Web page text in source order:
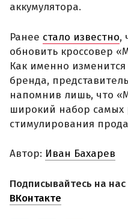
аккумулятора.
Ранее стало известно,
обновить кроссовер
Как именно
бренда,
напомнив лишь, что
широкий набор самых
стимулирования
Автор: Иван Бахарев
Подписывайтесь на нас
ВКонтакте